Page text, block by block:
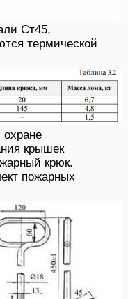
Ст45,
термической
крышек
крюк.
пожарных